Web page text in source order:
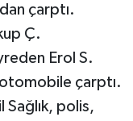
çarptı.
Ç.
Erol S.
çarptı.
Sağlık, polis,